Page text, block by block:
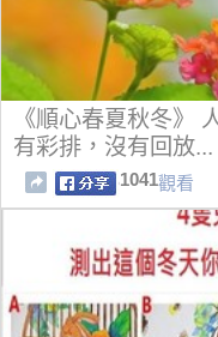
《順心春夏秋冬》
有彩排，沒有回放...
1041觀看